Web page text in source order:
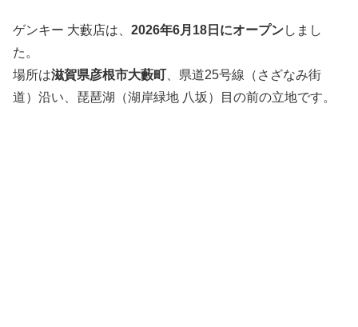
ゲンキー 大藪店は、 2026年6月18日にオープンしまし
た。
場所は滋賀県彦根市大藪町 、県道25号線（さざなみ街
道）沿い、琵琶湖（湖岸緑地 八坂）目の前の立地です。